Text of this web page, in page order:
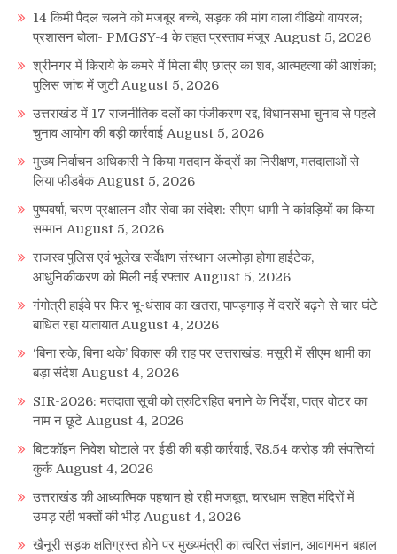
14 किमी पैदल चलने को मजबूर बच्चे, सड़क की मांग वाला वीडियो वायरल;
प्रशासन बोला- PMGSY-4 के तहत प्रस्ताव मंजूर August 5, 2026
श्रीनगर में किराये के कमरे में मिला बीए छात्र का शव, आत्महत्या की आशंका;
पुलिस जांच में जुटी August 5, 2026
उत्तराखंड में 17 राजनीतिक दलों का पंजीकरण रद्द, विधानसभा चुनाव से पहले
चुनाव आयोग की बड़ी कार्रवाई August 5, 2026
मुख्य निर्वाचन अधिकारी ने किया मतदान केंद्रों का निरीक्षण, मतदाताओं से
लिया फीडबैक August 5, 2026
पुष्पवर्षा, चरण प्रक्षालन और सेवा का संदेश: सीएम धामी ने कांवड़ियों का किया
सम्मान August 5, 2026
राजस्व पुलिस एवं भूलेख सर्वेक्षण संस्थान अल्मोड़ा होगा हाईटेक,
आधुनिकीकरण को मिली नई रफ्तार August 5, 2026
गंगोत्री हाईवे पर फिर भू-धंसाव का खतरा, पापड़गाड़ में दरारें बढ़ने से चार घंटे
बाधित रहा यातायात August 4, 2026
‘बिना रुके, बिना थके’ विकास की राह पर उत्तराखंड: मसूरी में सीएम धामी का
बड़ा संदेश August 4, 2026
SIR-2026: मतदाता सूची को त्रुटिरहित बनाने के निर्देश, पात्र वोटर का
नाम न छूटे August 4, 2026
बिटकॉइन निवेश घोटाले पर ईडी की बड़ी कार्रवाई, ₹8.54 करोड़ की संपत्तियां
कुर्क August 4, 2026
उत्तराखंड की आध्यात्मिक पहचान हो रही मजबूत, चारधाम सहित मंदिरों में
उमड़ रही भक्तों की भीड़ August 4, 2026
खैनूरी सड़क क्षतिग्रस्त होने पर मुख्यमंत्री का त्वरित संज्ञान, आवागमन बहाल